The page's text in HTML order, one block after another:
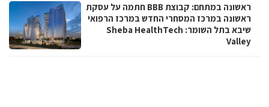
ראשונה במתחם: קבוצת BBB חתמה על עסקת
ראשונה במרכז המסחרי החדש במרכז הרפואי
שיבא בתל השומר: Sheba HealthTech
Valley